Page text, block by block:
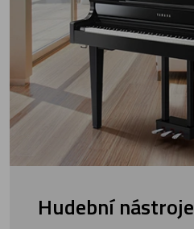
Hudební nástroje